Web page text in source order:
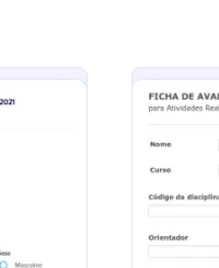
Matrícula Escolar 2021